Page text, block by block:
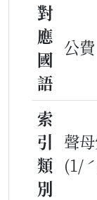
對
應
國
語
公費
索
引
類
別
聲
(1/